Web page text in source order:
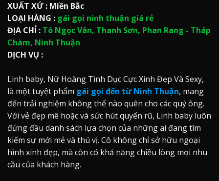
XUẤT XỨ : Miền Bắc
LOẠI HÀNG : gái gọi ninh thuận giá rẻ
ĐỊA CHỈ : Tô Ngọc Vân, Thanh Sơn, Phan Rang - Tháp
Chàm, Ninh Thuận
DỊCH VỤ :
Linh baby, Nữ Hoàng Tình Dục Cực Xinh Đẹp Và Sexy,
là một tuyệt phẩm gái gọi đến từ Ninh Thuận, mang
đến trải nghiệm không thể nào quên cho các quý ông.
Với vẻ đẹp mê hoặc và sức hút quyến rũ, Linh baby luôn
đứng đầu danh sách lựa chọn của những ai đang tìm
kiếm sự mới mẻ và thú vị. Cô không chỉ sở hữu ngoại
hình xinh đẹp, mà còn có khả năng chiều lòng mọi nhu
cầu của khách hàng.